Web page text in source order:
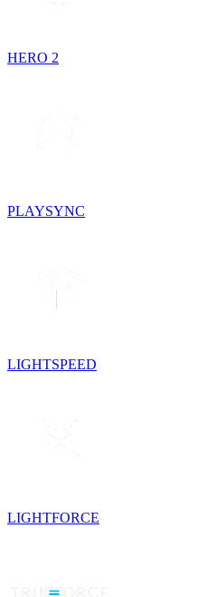
HERO 2
PLAYSYNC
LIGHTSPEED
LIGHTFORCE